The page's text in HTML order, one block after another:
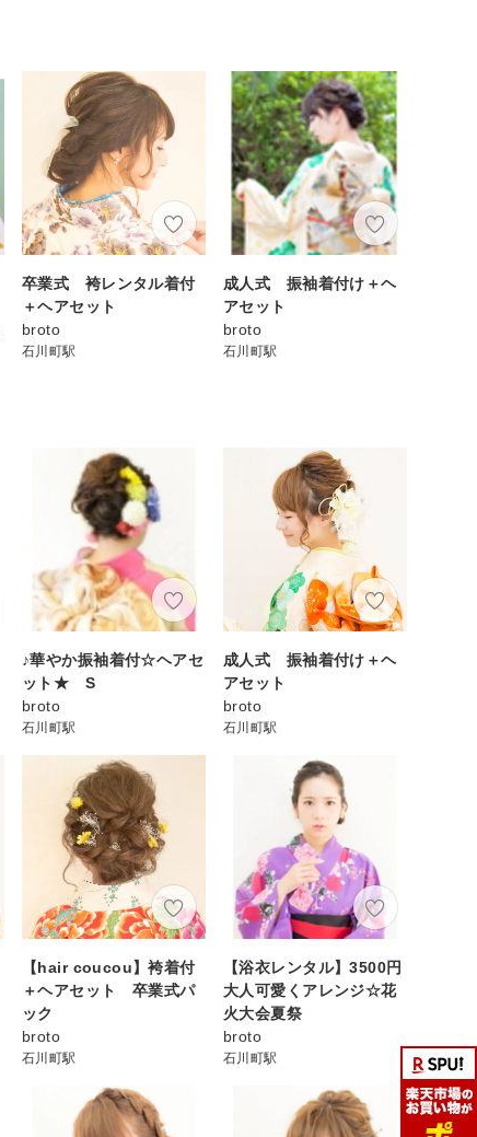
卒業式 袴レンタル着付
＋ヘアセット
broto
石川町駅
成人式 振袖着付け＋ヘ
アセット
broto
石川町駅
♪華やか振袖着付☆ヘアセ
ット★ S
broto
石川町駅
成人式 振袖着付け＋ヘ
アセット
broto
石川町駅
【hair coucou】袴着付
＋ヘアセット 卒業式パ
ック
broto
石川町駅
【浴衣レンタル】3500円
大人可愛くアレンジ☆花
火大会夏祭
broto
石川町駅